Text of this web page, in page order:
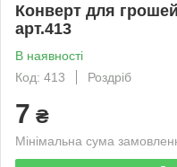
Конверт для
арт.413
В наявності
Код: 413
Роздріб
7 ₴
Мінімальна сума